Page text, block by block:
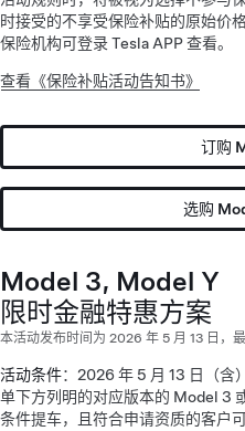
时接受的不享受保险补贴的原始价
保险机构可登录 Tesla APP 查看。
查看《保险补贴活动告知书》
订购
选购
Model 3, Model Y
限时金融特惠方案
本活动发布时间为 2026 年 5 月 13 日，
活动条件：2026 年 5 月 13 日（含
单下方列明的对应版本的 Model 3
条件提车，且符合申请资质的客户